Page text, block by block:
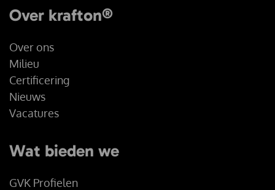
Over krafton®
Over ons
Milieu
Certificering
Nieuws
Vacatures
Wat bieden we
GVK Profielen